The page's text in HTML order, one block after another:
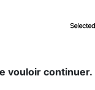
vouloir continuer.